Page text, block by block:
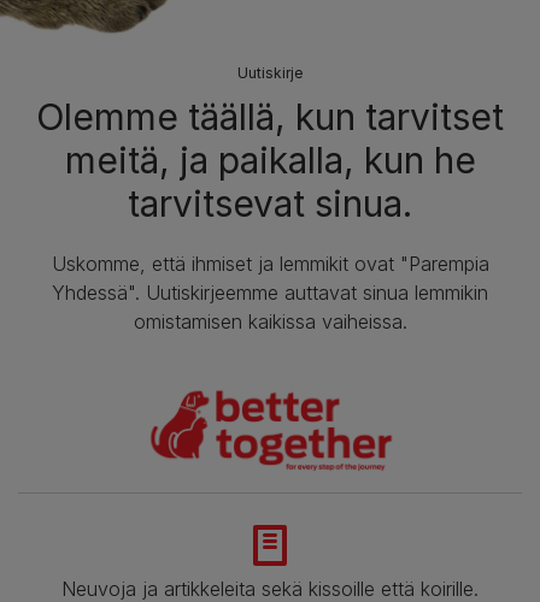
Uutiskirje
Olemme täällä, kun tarvitset
meitä, ja paikalla, kun he
tarvitsevat sinua.
Uskomme, että ihmiset ja lemmikit ovat "Parempia
Yhdessä". Uutiskirjeemme auttavat sinua lemmikin
omistamisen kaikissa vaiheissa.
Neuvoja ja artikkeleita sekä kissoille että koirille.